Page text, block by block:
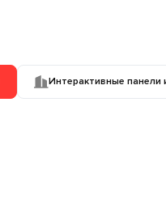
Интерактивные панели